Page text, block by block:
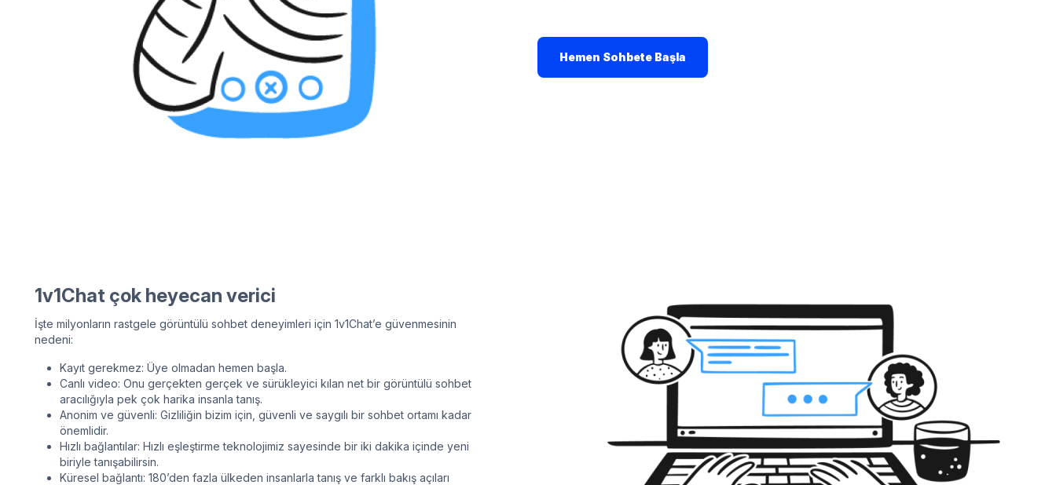
Hemen Sohbete Başla
1v1Chat çok heyecan verici
İşte milyonların rastgele görüntülü sohbet deneyimleri için 1v1Chat’e güvenmesinin
nedeni:
Kayıt gerekmez: Üye olmadan hemen başla.
Canlı video: Onu gerçekten gerçek ve sürükleyici kılan net bir görüntülü sohbet
aracılığıyla pek çok harika insanla tanış.
Anonim ve güvenli: Gizliliğin bizim için, güvenli ve saygılı bir sohbet ortamı kadar
önemlidir.
Hızlı bağlantılar: Hızlı eşleştirme teknolojimiz sayesinde bir iki dakika içinde yeni
biriyle tanışabilirsin.
Küresel bağlantı: 180’den fazla ülkeden insanlarla tanış ve farklı bakış açıları